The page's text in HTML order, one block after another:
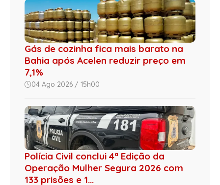
Gás de cozinha fica mais barato na
Bahia após Acelen reduzir preço em
7,1%
04 Ago 2026 / 15h00
Polícia Civil conclui 4ª Edição da
Operação Mulher Segura 2026 com
133 prisões e 1...